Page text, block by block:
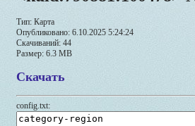
Тип: Карта
Опубликовано: 6.10.2025 5:24:24
Скачиваний: 44
Размер: 6.3 MB
Скачать
config.txt: